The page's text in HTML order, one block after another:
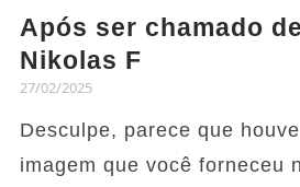
Após ser chamado
Nikolas F
27/02/2025
Desculpe, parece que
imagem que você forneceu